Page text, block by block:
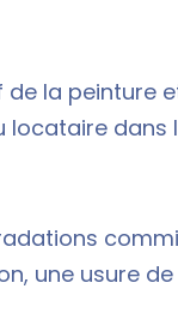
la peinture
dans
une usure de